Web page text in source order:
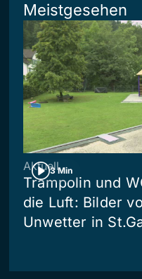
Meistgesehen
3 Min
Aktuell
Trampolin und
die Luft: Bilder
Unwetter in